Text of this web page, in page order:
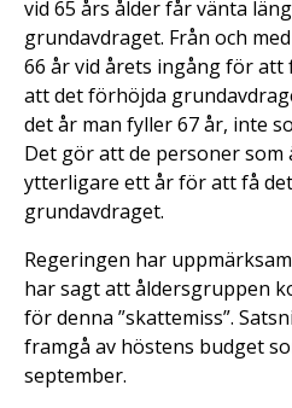
vid 65 års ålder får vänta
grundavdraget. Från och
66 år vid årets ingång för att
att det förhöjda
det år man fyller 67 år, inte
Det gör att de personer som
ytterligare ett år för att få
grundavdraget.
Regeringen har
har sagt att åldersgruppen
för denna ”skattemiss”.
framgå av höstens budget
september.